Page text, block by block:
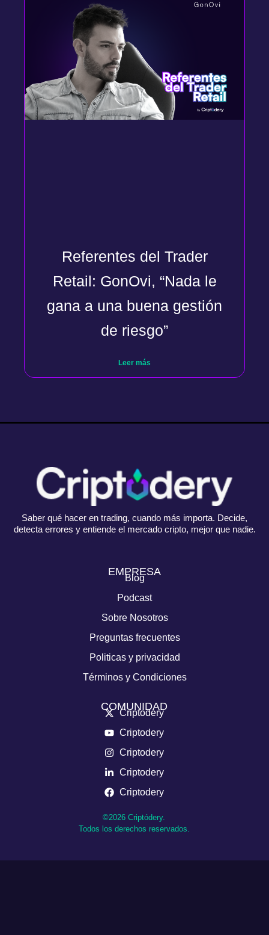
Referentes del Trader
Retail: GonOvi, “Nada le
gana a una buena gestión
de riesgo”
Leer más
Saber qué hacer en trading, cuando más importa. Decide,
detecta errores y entiende el mercado cripto, mejor que nadie.
EMPRESA
Blog
Podcast
Sobre Nosotros
Preguntas frecuentes
Politicas y privacidad
Términos y Condiciones
COMUNIDAD
Criptodery
Criptodery
Criptodery
Criptodery
Criptodery
©2026 Criptódery.
Todos los derechos reservados.